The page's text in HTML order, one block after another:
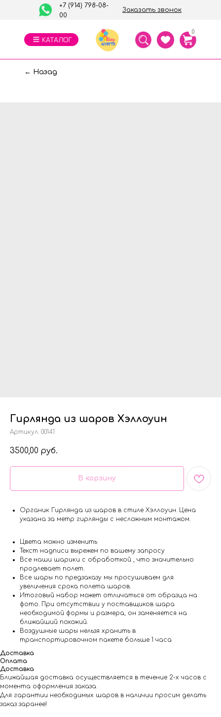
Заказать звонок
+7 (914) 798-08-
00
0
← Назад
Гирлянда из шаров Хэллоуин
Артикул: 00141
3500,00 руб.
В корзину
Органик Гирлянда из шаров в стиле Хэллоуин. Цена
указана за метр гирлянды с несложным монтажом.
Цвета можно изменить
Текст надписи вырежем по вашему запросу
Все наши шарики с обработкой , что значительно
продлевает полет.
Все шары по предзаказу мы просушиваем для
увеличения срока полета шаров.
Итоговый набор может отличаться от образца на
фото. При отсутствии у поставщиков шара
необходимой формы и размера, он заменяется на
ближайший похожий.
Воздушные шары нельзя хранить в
транспортировочном пакете больше 1 часа
Доставка
Оплата
Доставка
Ближайшая доставка осуществляется в течение 2-х часов с
момента оформления заказа.
Для гарантии необходимых шаров в наличии просим делать
заказ заранее!